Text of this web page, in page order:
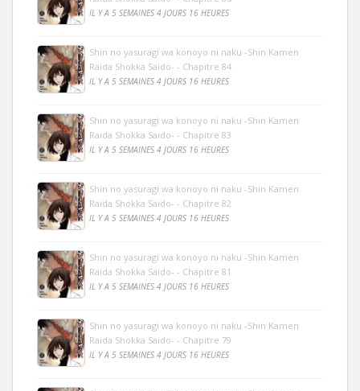
IL Y A 5 SEMAINES 4 JOURS 16 HEURES
Shin no yasuragi wa konoyo ni naku -Shin Kamen
Raida Shokka Saido- - Chapitre 84
IL Y A 5 SEMAINES 4 JOURS 16 HEURES
Shin no yasuragi wa konoyo ni naku -Shin Kamen
Raida Shokka Saido- - Chapitre 83
IL Y A 5 SEMAINES 4 JOURS 16 HEURES
Shin no yasuragi wa konoyo ni naku -Shin Kamen
Raida Shokka Saido- - Chapitre 82
IL Y A 5 SEMAINES 4 JOURS 16 HEURES
Shin no yasuragi wa konoyo ni naku -Shin Kamen
Raida Shokka Saido- - Chapitre 81
IL Y A 5 SEMAINES 4 JOURS 16 HEURES
Shin no yasuragi wa konoyo ni naku -Shin Kamen
Raida Shokka Saido- - Chapitre 79
IL Y A 5 SEMAINES 4 JOURS 16 HEURES